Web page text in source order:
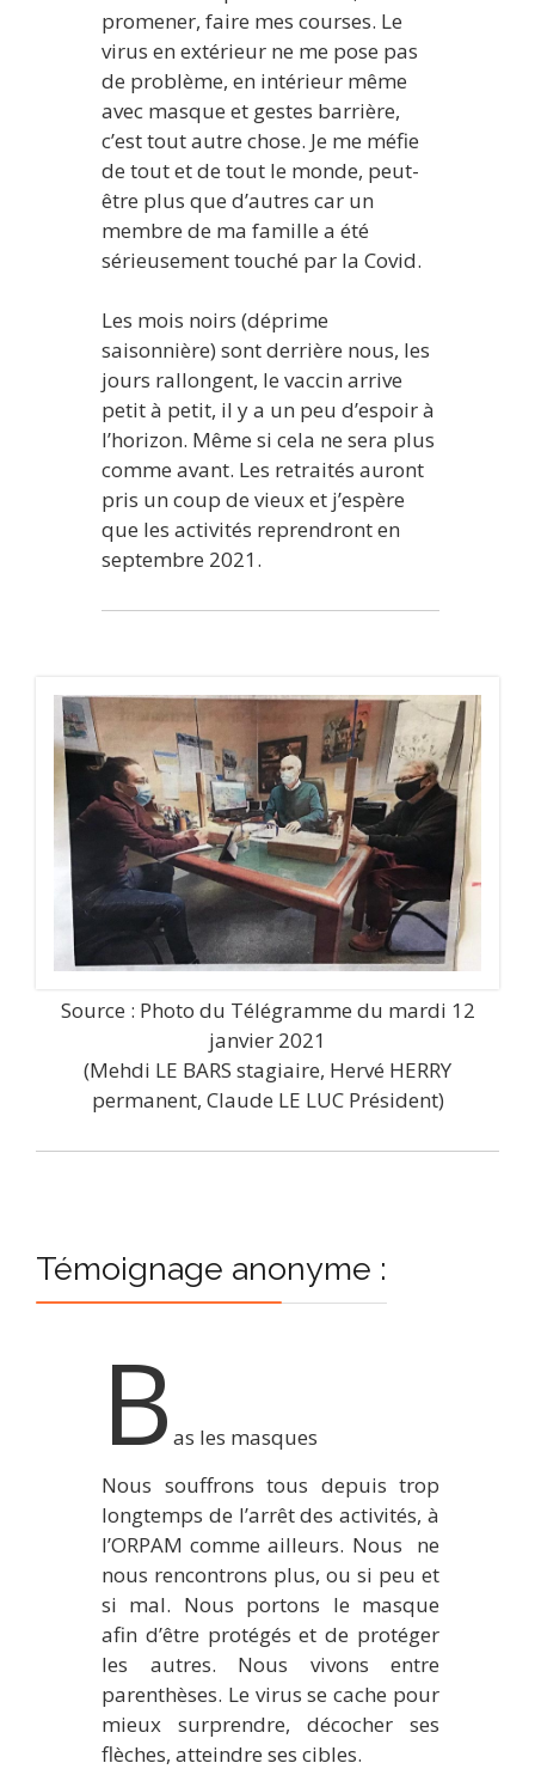
promener, faire mes courses. Le
virus en extérieur ne me pose pas
de problème, en intérieur même
avec masque et gestes barrière,
c’est tout autre chose. Je me méfie
de tout et de tout le monde, peut-
être plus que d’autres car un
membre de ma famille a été
sérieusement touché par la Covid.
Les mois noirs (déprime
saisonnière) sont derrière nous, les
jours rallongent, le vaccin arrive
petit à petit, il y a un peu d’espoir à
l’horizon. Même si cela ne sera plus
comme avant. Les retraités auront
pris un coup de vieux et j’espère
que les activités reprendront en
septembre 2021.
Source : Photo du Télégramme du mardi 12
janvier 2021
(Mehdi LE BARS stagiaire, Hervé HERRY
permanent, Claude LE LUC Président)
Témoignage anonyme :
B as les masques
Nous souffrons tous depuis trop
longtemps de l’arrêt des activités, à
l’ORPAM comme ailleurs. Nous ne
nous rencontrons plus, ou si peu et
si mal. Nous portons le masque
afin d’être protégés et de protéger
les autres. Nous vivons entre
parenthèses. Le virus se cache pour
mieux surprendre, décocher ses
flèches, atteindre ses cibles.